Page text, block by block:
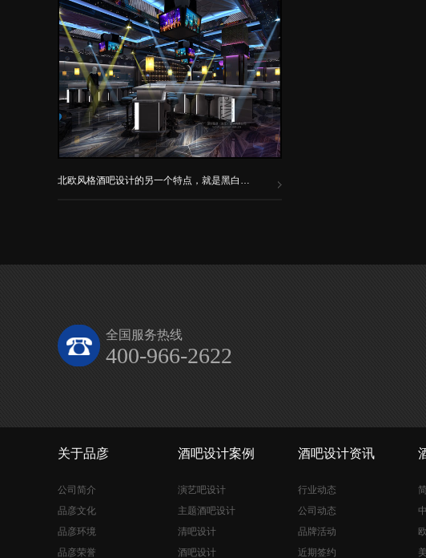
北欧风格酒吧设计的另一个特点，就是黑白色的使用。黑...
全国服务热线
400-966-2622
关于品彦
公司简介
品彦文化
品彦环境
品彦荣誉
酒吧设计案例
演艺吧设计
主题酒吧设计
清吧设计
酒吧设计
酒吧设计资讯
行业动态
公司动态
品牌活动
近期签约